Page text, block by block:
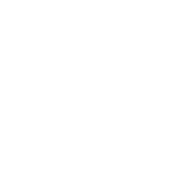
Vinícius suma cuatro
grupos, en los partidos
dieciseisavos de final
Haaland, por su parte,
ante Irak y otros dos
ante Costa de Marfil en